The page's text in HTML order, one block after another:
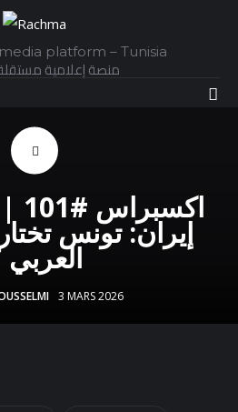
platform – Tunisia
منصة إعلامية
إيران: تونس
العربي
3 MARS 2026